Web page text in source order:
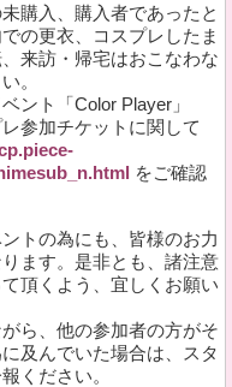
購入、購入者であったと
の更衣、コスプレしたま
来訪・帰宅はおこなわな
。
ント「Color Player」
参加チケットに関して
をご確認
トの為にも、皆様のお力
ます。是非とも、諸注意
頂くよう、宜しくお願い
ら、他の参加者の方がそ
及んでいた場合は、スタ
ください。